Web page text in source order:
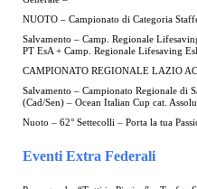
NUOTO – Campionato di Categoria
Salvamento – Camp. Regionale
PT EsA + Camp. Regionale Lifesaving
CAMPIONATO REGIONALE LAZIO
Salvamento – Campionato Regionale di
(Cad/Sen) – Ocean Italian Cup cat.
Nuoto – 62° Settecolli – Porta la tua
Eventi Extra Federali